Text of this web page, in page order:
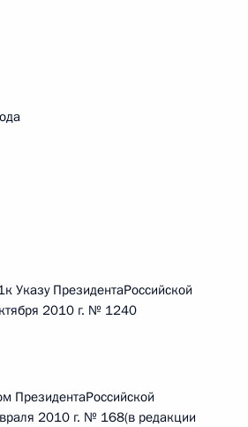
ПрезидентаРоссийской
2010 г. № 1240
ПрезидентаРоссийской
2010 г. № 168(в редакции